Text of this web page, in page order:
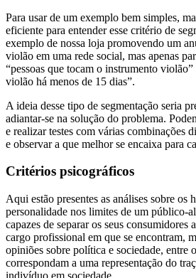
Para usar de um exemplo bem simples,
eficiente para entender esse critério de
exemplo de nossa loja promovendo um
violão em uma rede social, mas apenas
“pessoas que tocam o instrumento
violão há menos de 15 dias”.
A ideia desse tipo de segmentação seria
adiantar-se na solução do problema.
e realizar testes com várias combinações
e observar a que melhor se encaixa para
Critérios psicográficos
Aqui estão presentes as análises sobre os
personalidade nos limites de um público-
capazes de separar os seus
cargo profissional em que se encontram,
opiniões sobre política e sociedade, entre
correspondam a uma representação do
indivíduo em sociedade.